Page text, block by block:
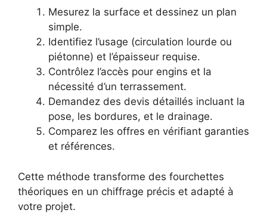
Mesurez la surface et dessinez un plan
simple.
Identifiez l’usage (circulation lourde ou
piétonne) et l’épaisseur requise.
Contrôlez l’accès pour engins et la
nécessité d’un terrassement.
Demandez des devis détaillés incluant la
pose, les bordures, et le drainage.
Comparez les offres en vérifiant garanties
et références.
Cette méthode transforme des fourchettes
théoriques en un chiffrage précis et adapté à
votre projet.